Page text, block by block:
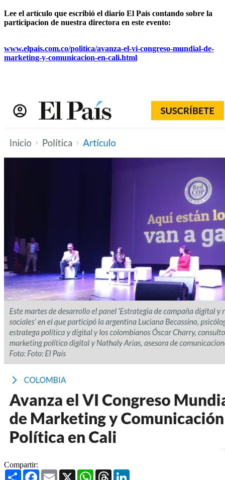
Lee el artículo que escribió el diario El País contando sobre la
participacion de nuestra directora en este evento:
www.elpais.com.co/politica/avanza-el-vi-congreso-mundial-de-
marketing-y-comunicacion-en-cali.html
Compartir:
Share Facebook
Email X WhatsAppThreads